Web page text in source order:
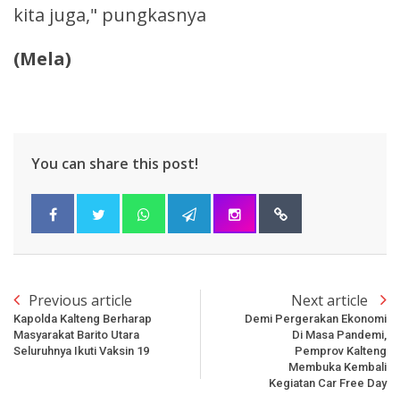
kita juga," pungkasnya
(Mela)
You can share this post!
Previous article
Kapolda Kalteng Berharap
Masyarakat Barito Utara
Seluruhnya Ikuti Vaksin 19
Next article
Demi Pergerakan Ekonomi
Di Masa Pandemi,
Pemprov Kalteng
Membuka Kembali
Kegiatan Car Free Day